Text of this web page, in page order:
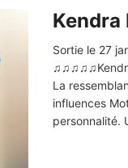
Kendra
Sortie le 27
La
influences
personnalité.